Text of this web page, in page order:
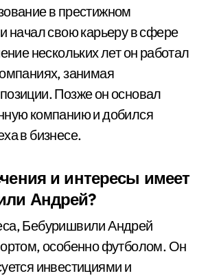
в престижном
начал свою карьеру в сфере
нескольких лет он работал
занимая
Позже он основал
компанию и добился
в бизнесе.
и интересы имеет
Андрей?
Бебуришвили Андрей
особенно футболом. Он
инвестициями и